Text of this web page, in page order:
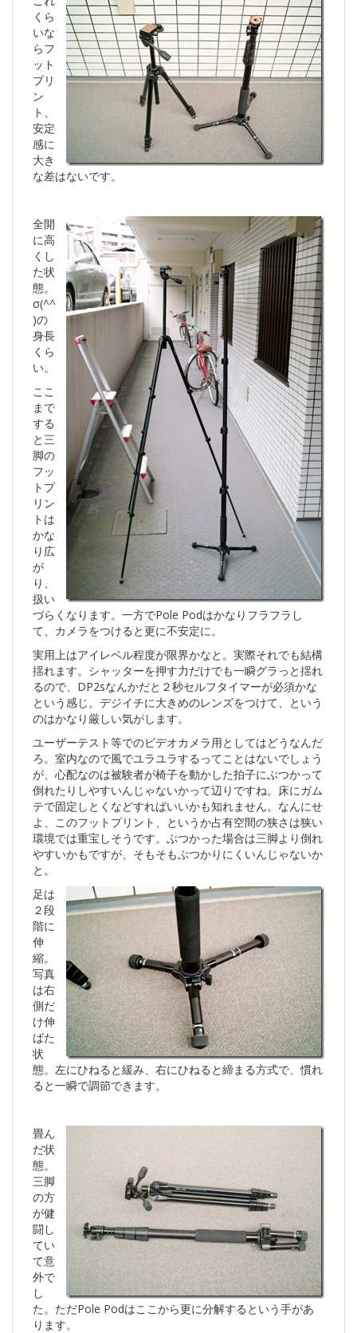
くら
いな
らフ
ット
プリ
ン
ト、
安定
感に
大き
な差はないです。
全開
に高
くし
た状
態。
σ(^^
)の
身長
くら
い。
ここ
まで
する
と三
脚の
フッ
トプ
リン
トは
かな
り広
が
り、
扱い
づらくなります。一方でPole Podはかなりフラフラし
て、カメラをつけると更に不安定に。
実用上はアイレベル程度が限界かなと。実際それでも結構
揺れます。シャッターを押す力だけでも一瞬グラっと揺れ
るので、DP2sなんかだと２秒セルフタイマーが必須かな
という感じ。デジイチに大きめのレンズをつけて、という
のはかなり厳しい気がします。
ユーザーテスト等でのビデオカメラ用としてはどうなんだ
ろ。室内なので風でユラユラするってことはないでしょう
が、心配なのは被験者が椅子を動かした拍子にぶつかって
倒れたりしやすいんじゃないかって辺りですね。床にガム
テで固定しとくなどすればいいかも知れません。なんにせ
よ、このフットプリント、というか占有空間の狭さは狭い
環境では重宝しそうです。ぶつかった場合は三脚より倒れ
やすいかもですが、そもそもぶつかりにくいんじゃないか
と。
足は
２段
階に
伸
縮。
写真
は右
側だ
け伸
ばた
状
態。左にひねると緩み、右にひねると締まる方式で、慣れ
ると一瞬で調節できます。
畳ん
だ状
態。
三脚
の方
が健
闘し
てい
て意
外で
し
た。ただPole Podはここから更に分解するという手があ
ります。